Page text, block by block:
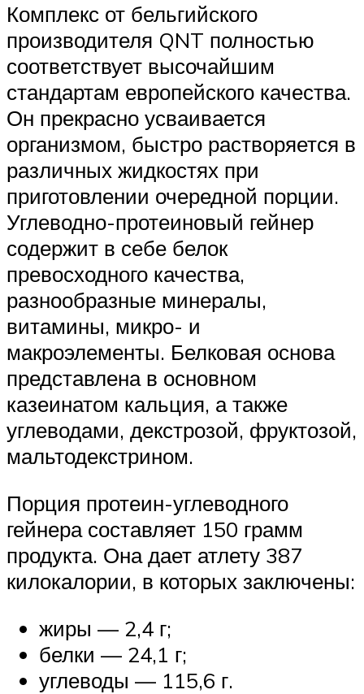
Комплекс от бельгийского
производителя QNT полностью
соответствует высочайшим
стандартам европейского качества.
Он прекрасно усваивается
организмом, быстро растворяется в
различных жидкостях при
приготовлении очередной порции.
Углеводно-протеиновый гейнер
содержит в себе белок
превосходного качества,
разнообразные минералы,
витамины, микро- и
макроэлементы. Белковая основа
представлена в основном
казеинатом кальция, а также
углеводами, декстрозой, фруктозой,
мальтодекстрином.
Порция протеин-углеводного
гейнера составляет 150 грамм
продукта. Она дает атлету 387
килокалории, в которых заключены:
жиры — 2,4 г;
белки — 24,1 г;
углеводы — 115,6 г.